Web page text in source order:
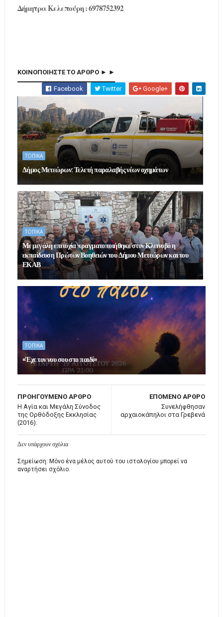
ΔήμητραΚελεπούρη: 6978752392
ΚΟΙΝΟΠΟΙΗΣΤΕ ΤΟ ΑΡΘΡΟ ► ►
Facebook Twitter Google+
ΤΟΠΙΚΑ
Δήμος Μετεώρων: Τελετή παραλαβής νέων οχημάτων
ΤΟΠΙΚΑ
Με μεγάλη επιτυχία πραγματοποιήθηκε στον Κλεινοβό η
εκπαίδευση Πρώτων Βοηθειών του Δήμου Μετεώρων και του
ΕΚΑΒ
ΤΟΠΙΚΑ
«Έχε τον νου σου στο παιδί»
ΕΠΟΜΕΝΟ ΑΡΘΡΟ
Συνελήφθησαν
αρχαιοκάπηλοι στα Γρεβενά
ΠΡΟΗΓΟΥΜΕΝΟ ΑΡΘΡΟ
Η Αγία και Μεγάλη Σύνοδος
της Ορθόδοξης Εκκλησίας
(2016).
Δεν υπάρχουν σχόλια
Σημείωση: Μόνο ένα μέλος αυτού του ιστολογίου μπορεί να
αναρτήσει σχόλιο.